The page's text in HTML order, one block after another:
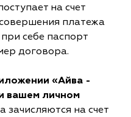
на счет
платежа
себе паспорт
договора.
«Айва -
вашем личном
зачисляются на счет